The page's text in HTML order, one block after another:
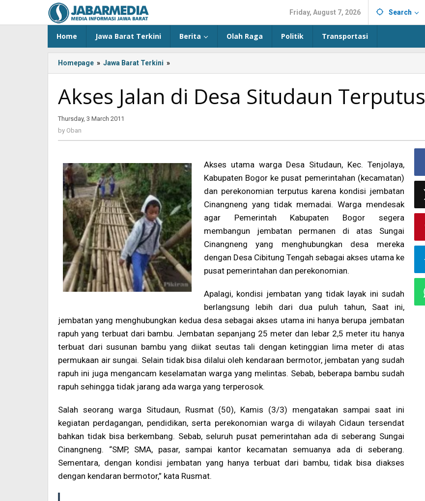
content
Friday, August 7, 2026 Search
Home Jawa Barat Terkini Berita Olah Raga Politik Transportasi
Homepage » Jawa Barat Terkini »
-:IN-
>Akses
Jalan
-
>
Akses Jalan di Desa Situdaun Terputus
Thursday, 3 March 2011
by Oban
Akses utama warga Desa Situdaun, Kec. Tenjolaya,
Kabupaten Bogor ke pusat pemerintahan (kecamatan)
dan perekonomian terputus karena kondisi jembatan
Cinangneng yang tidak memadai. Warga mendesak
agar Pemerintah Kabupaten Bogor segera
membangun jembatan permanen di atas Sungai
Cinangneng yang menghubungkan desa mereka
dengan Desa Cibitung Tengah sebagai akses utama ke
pusat pemerintahan dan perekonomian.
Apalagi, kondisi jembatan yang tidak layak ini sudah
berlangsung lebih dari dua puluh tahun, Saat ini,
jembatan yang menghubungkan kedua desa sebagai akses utama ini hanya berupa jembatan
rapuh yang terbuat dari bambu. Jembatan sepanjang 25 meter dan lebar 2,5 meter itu hanya
terbuat dari susunan bambu yang diikat seutas tali dengan ketinggian lima meter di atas
permukaan air sungai. Selain tidak bisa dilalui oleh kendaraan bermotor, jembatan yang sudah
rapuh ini juga mengancam keselamatan warga yang melintas. Sebab, beberapa bambu sudah
rapuh sehingga tidak jarang ada warga yang terperosok.
Salah seorang warga Situdaun, Rusmat (50), Kamis (3/3) mengatakan sampai saat ini
kegiatan perdagangan, pendidikan, serta perekonomian warga di wilayah Cidaun tersendat
bahkan tidak bisa berkembang. Sebab, seluruh pusat pemerintahan ada di seberang Sungai
Cinangneng. “SMP, SMA, pasar, sampai kantor kecamatan semuanya ada di seberang.
Sementara, dengan kondisi jembatan yang hanya terbuat dari bambu, tidak bisa diakses
dengan kendaran bermotor,” kata Rusmat.